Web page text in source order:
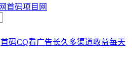
首码项目网
首码CQ看广告长久多渠道收益每天